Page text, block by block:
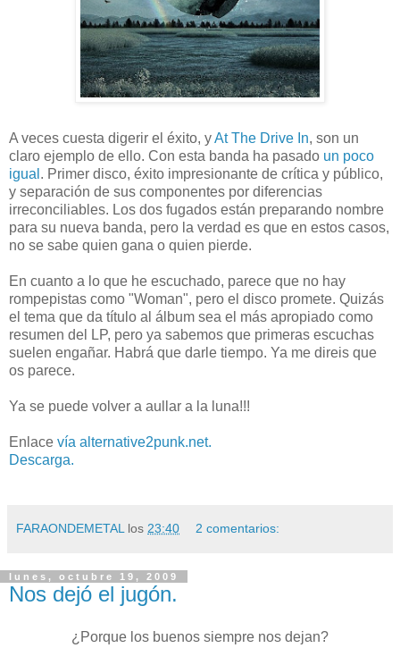
A veces cuesta digerir el éxito, yAt The Drive In, son un
claro ejemplo de ello. Con esta banda ha pasado un poco
igual . Primer disco, éxito impresionante de crítica y público,
y separación de sus componentes por diferencias
irreconciliables. Los dos fugados están preparando nombre
para su nueva banda, pero la verdad es que en estos casos,
no se sabe quien gana o quien pierde.
En cuanto a lo que he escuchado, parece que no hay
rompepistas como "Woman", pero el disco promete. Quizás
el tema que da título al álbum sea el más apropiado como
resumen del LP, pero ya sabemos que primeras escuchas
suelen engañar. Habrá que darle tiempo. Ya me direis que
os parece.
Ya se puede volver a aullar a la luna!!!
Enlace vía alternative2punk.net.
Descarga.
FARAONDEMETAL los 23:40 2 comentarios:
lunes, octubre 19, 2009
Nos dejó el jugón.
¿Porque los buenos siempre nos dejan?